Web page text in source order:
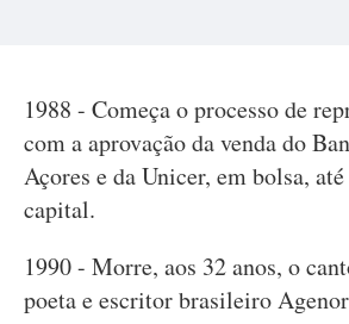
1988 - Começa o processo de
com a aprovação da venda do
Açores e da Unicer, em bolsa,
capital.
1990 - Morre, aos 32 anos, o
poeta e escritor brasileiro